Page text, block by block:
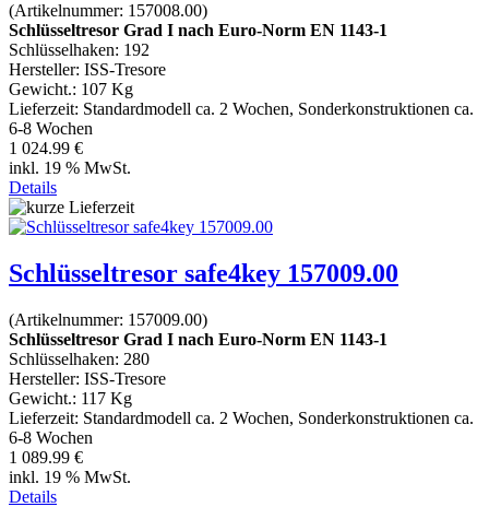
(Artikelnummer: 157008.00)
Schlüsseltresor Grad I nach Euro-Norm EN 1143-1
Schlüsselhaken: 192
Hersteller: ISS-Tresore
Gewicht.: 107 Kg
Lieferzeit: Standardmodell ca. 2 Wochen, Sonderkonstruktionen ca.
6-8 Wochen
1 024.99 €
inkl. 19 % MwSt.
Details
Schlüsseltresor safe4key 157009.00
(Artikelnummer: 157009.00)
Schlüsseltresor Grad I nach Euro-Norm EN 1143-1
Schlüsselhaken: 280
Hersteller: ISS-Tresore
Gewicht.: 117 Kg
Lieferzeit: Standardmodell ca. 2 Wochen, Sonderkonstruktionen ca.
6-8 Wochen
1 089.99 €
inkl. 19 % MwSt.
Details